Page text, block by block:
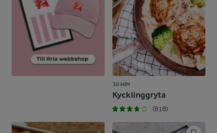
30 MIN
Kycklinggryta
(818)